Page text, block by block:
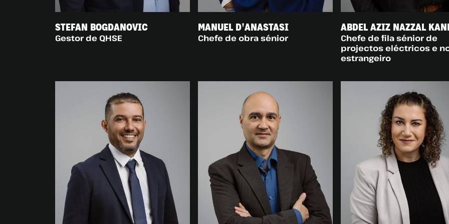
STEFAN BOGDANOVIC
Gestor de QHSE
MANUEL D'ANASTASI
Chefe de obra sénior
ABDEL AZIZ NAZZAL
Chefe de fila sénior de
projectos eléctricos e
estrangeiro